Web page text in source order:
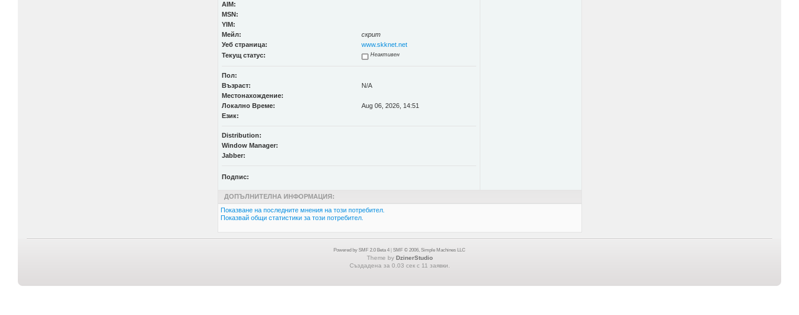
AIM:
MSN:
YIM:
Мейл:
скрит
Уеб страница:
www.skknet.net
Текущ статус:
Неактивен
Пол:
Възраст:
N/A
Местонахождение:
Локално Време:
Aug 06, 2026, 14:51
Език:
Distribution:
Window Manager:
Jabber:
Подпис:
ДОПЪЛНИТЕЛНА ИНФОРМАЦИЯ:
Показване на последните мнения на този потребител.
Показвай общи статистики за този потребител.
Powered by SMF 2.0 Beta 4 SMF © 2006, Simple Machines LLC
Theme by DzinerStudio
Създадена за 0.03 сек с 11 заявки.